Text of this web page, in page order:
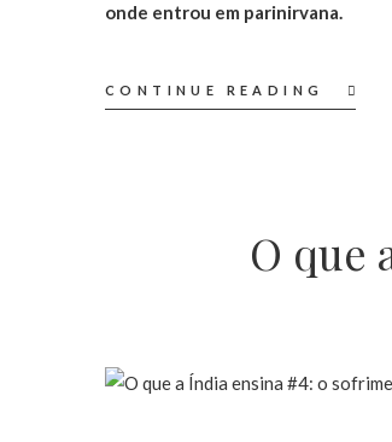
onde entrou em parinirvana.
CONTINUE READING
O que